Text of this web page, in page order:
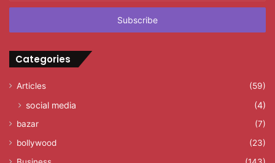
Email
Categories
Articles (59)
social media (4)
bazar
(7)
bollywood
(23)